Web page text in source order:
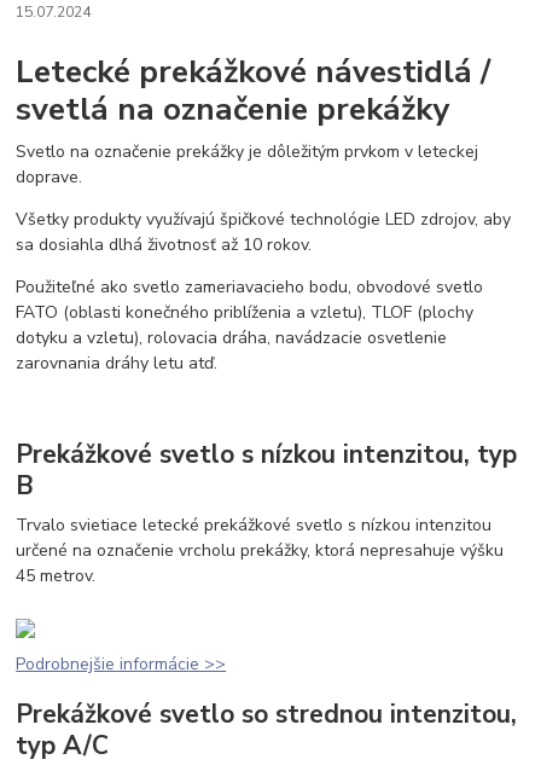
15.07.2024
Letecké prekážkové návestidlá /
svetlá na označenie prekážky
Svetlo na označenie prekážky je dôležitým prvkom v leteckej
doprave.
Všetky produkty využívajú špičkové technológie LED zdrojov, aby
sa dosiahla dlhá životnosť až 10 rokov.
Použiteľné ako svetlo zameriavacieho bodu, obvodové svetlo
FATO (oblasti konečného priblíženia a vzletu), TLOF (plochy
dotyku a vzletu), rolovacia dráha, navádzacie osvetlenie
zarovnania dráhy letu atď.
Prekážkové svetlo s nízkou intenzitou, typ
B
Trvalo svietiace letecké prekážkové svetlo s nízkou intenzitou
určené na označenie vrcholu prekážky, ktorá nepresahuje výšku
45 metrov.
Podrobnejšie informácie >>
Prekážkové svetlo so strednou intenzitou,
typ A/C